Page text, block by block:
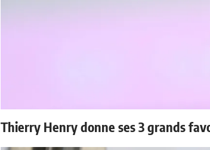
Thierry Henry donne ses 3 grands